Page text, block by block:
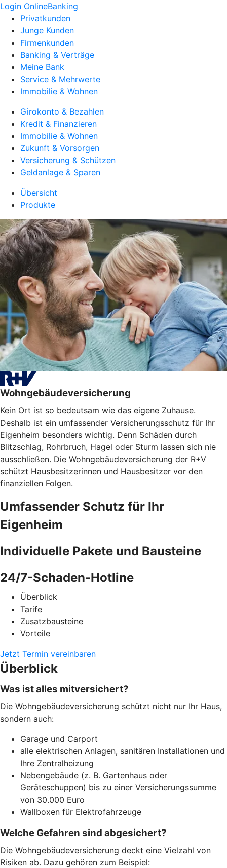
Login OnlineBanking
Privatkunden
Junge Kunden
Firmenkunden
Banking & Verträge
Meine Bank
Service & Mehrwerte
Immobilie & Wohnen
Girokonto & Bezahlen
Kredit & Finanzieren
Immobilie & Wohnen
Zukunft & Vorsorgen
Versicherung & Schützen
Geldanlage & Sparen
Übersicht
Produkte
Wohngebäudeversicherung
Kein Ort ist so bedeutsam wie das eigene Zuhause.
Deshalb ist ein umfassender Versicherungsschutz für Ihr
Eigenheim besonders wichtig. Denn Schäden durch
Blitzschlag, Rohrbruch, Hagel oder Sturm lassen sich nie
ausschließen. Die Wohngebäudeversicherung der R+V
schützt Hausbesitzerinnen und Hausbesitzer vor den
finanziellen Folgen.
Umfassender Schutz für Ihr
Eigenheim
Individuelle Pakete und Bausteine
24/7-Schaden-Hotline
Überblick
Tarife
Zusatzbausteine
Vorteile
Jetzt Termin vereinbaren
Überblick
Was ist alles mitversichert?
Die Wohngebäudeversicherung schützt nicht nur Ihr Haus,
sondern auch:
Garage und Carport
alle elektrischen Anlagen, sanitären Installationen und
Ihre Zentralheizung
Nebengebäude (z. B. Gartenhaus oder
Geräteschuppen) bis zu einer Versicherungssumme
von 30.000 Euro
Wallboxen für Elektrofahrzeuge
Welche Gefahren sind abgesichert?
Die Wohngebäudeversicherung deckt eine Vielzahl von
Risiken ab. Dazu gehören zum Beispiel: